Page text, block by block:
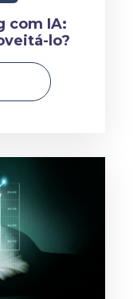
com IA:
lo?